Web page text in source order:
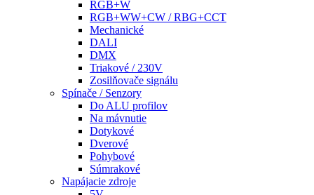
RGB+W
RGB+WW+CW / RBG+CCT
Mechanické
DALI
DMX
Triakové / 230V
Zosilňovače signálu
Spínače / Senzory
Do ALU profilov
Na mávnutie
Dotykové
Dverové
Pohybové
Súmrakové
Napájacie zdroje